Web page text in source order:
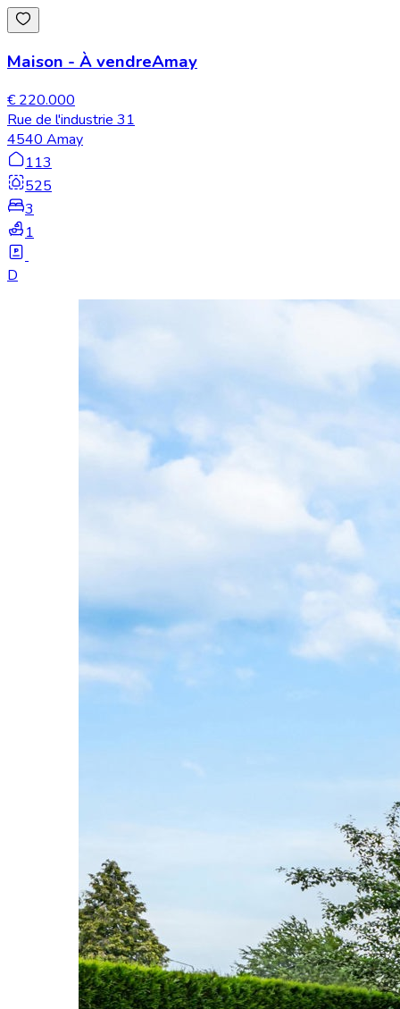
Maison - À vendreAmay
€ 220.000
Rue de l'industrie 31
4540 Amay
113
525
3
1
D